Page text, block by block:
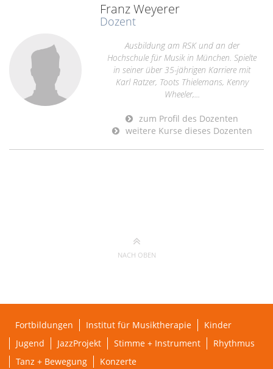
Franz Weyerer
Dozent
Ausbildung am RSK und an der
Hochschule für Musik in München. Spielte
in seiner über 35-jährigen Karriere mit
Karl Ratzer, Toots Thielemans, Kenny
Wheeler,...
zum Profil des Dozenten
weitere Kurse dieses Dozenten
NACH OBEN
Fortbildungen Institut für Musiktherapie
Kinder
Jugend
JazzProjekt Stimme + Instrument
Rhythmus
Tanz + Bewegung
Konzerte